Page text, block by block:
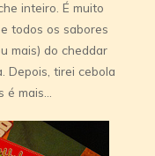
inteiro. É muito
todos os sabores
mais) do cheddar
Depois, tirei cebola
mais…